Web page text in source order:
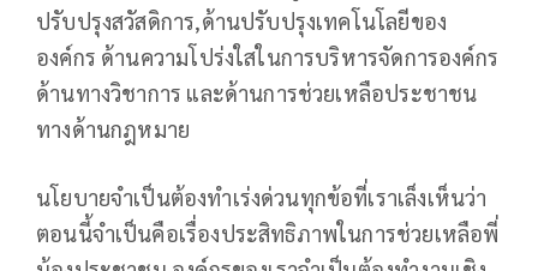
ปรับปรุงสวัสดิการ,ด้านปรับปรุงเทคโนโลยีของ
องค์กร ด้านความโปร่งใสในการบริหารจัดการองค์กร
ด้านทางวิชาการ และด้านการช่วยเหลือประชาชน
ทางด้านกฎหมาย
นโยบายจำเป็นต้องทำเร่งด่วนทุกข้อที่เราเล็งเห็นว่า
ตอนนี้จำเป็นคือเรื่องประสิทธิภาพในการช่วยเหลือพี่